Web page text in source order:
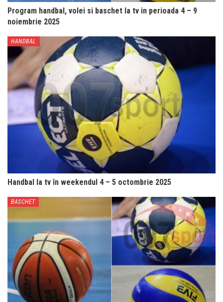
Program handbal, volei si baschet la tv in perioada 4 – 9
noiembrie 2025
HANDBAL
Handbal la tv în weekendul 4 – 5 octombrie 2025
BASCHET